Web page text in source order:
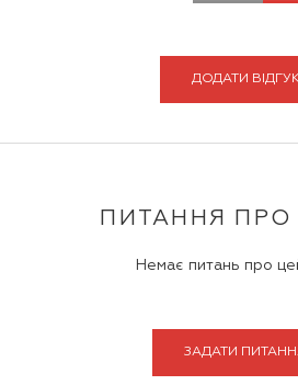
ДОДАТИ
ПИТАННЯ ПРО
Немає питань про
ЗАДАТИ